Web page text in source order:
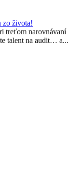
zo života!
treťom narovnávaní
talent na audit… a...